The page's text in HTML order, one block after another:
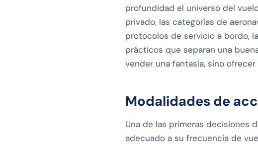
profundidad el universo del
privado, las categorías de
protocolos de servicio a bordo,
prácticos que separan una
vender una fantasía, sino
Modalidades de
Una de las primeras decisiones
adecuado a su frecuencia de